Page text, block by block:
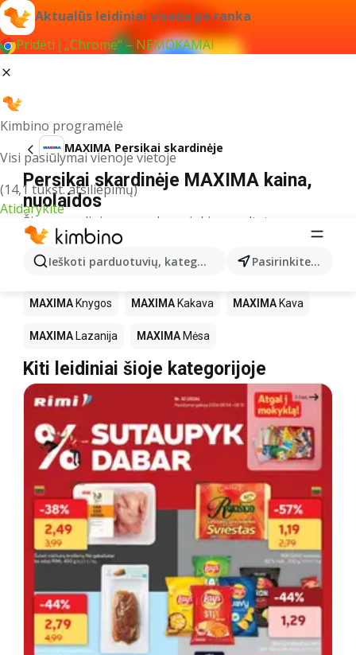
Aktualūs leidiniai visada po ranka
Pridėti į „Chrome“ – NEMOKAMAI
Kimbino programėlė
Visi pasiūlymai vienoje vietoje
(14,1 tūkst. atsiliepimų)
Atidarykite
Ieškoti parduotuvių, kategorijų, produktų... Pasirinkite miestą
MAXIMA Persikai skardinėje
Persikai skardinėje MAXIMA kaina,
nuolaidos
Šiuo pavadinimu neradome jokių rezultatų
Kiti produktai parduotuvėse MAXIMA
MAXIMA LEGO MAXIMA Gėrimai MAXIMA
MAXIMA Knygos MAXIMA Kakava MAXIMA Kava
MAXIMA Lazanija MAXIMA Mėsa
Kiti leidiniai šioje kategorijoje